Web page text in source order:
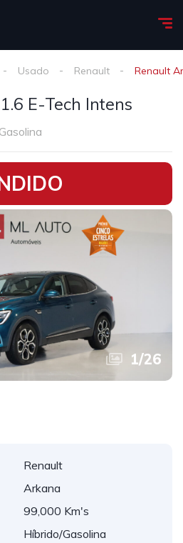
Usado Renault Renault
E-Tech Intens
1/26
Renault
Arkana
99,000 Km's
Híbrido/Gasolina